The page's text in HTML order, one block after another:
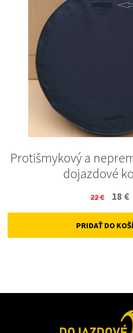
Protišmykový a
dojazdové
22€
Original
price
was:
18 €
PRIDAŤ DO